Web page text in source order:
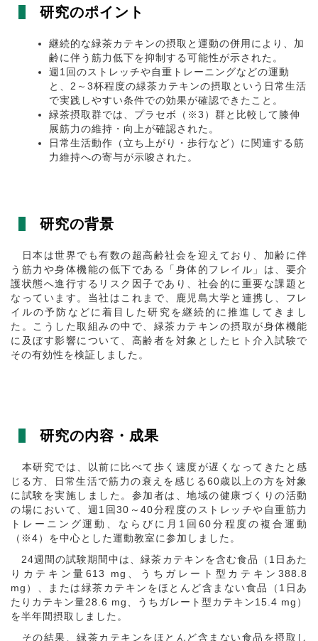
研究のポイント
継続的な緑茶カテキンの摂取と運動の併用により、加
齢に伴う筋力低下を抑制する可能性が示された。
週 1回のストレッチや自重トレーニングなどの運動
と、 2 ～ 3杯程度の緑茶カテキンの摂取という日常生活
で実践しやすい条件での効果が確認できたこと。
緑茶摂取群では、プラセボ（※3 ）群と比較して膝伸
展筋力の維持・向上が確認された。
日常生活動作（立ち上がり・歩行など）に関連する筋
力維持への寄与が示唆された。
研究の背景
日本は世界でも有数の超高齢社会を迎えており、加齢に伴
う筋力や身体機能の低下である「身体的フレイル」は、要介
護状態へ進行するリスク因子であり、社会的に重要な課題と
なっています。当社はこれまで、鹿児島大学と連携し、フレ
イルの予防などに着目した研究を継続的に推進してきまし
た。こうした取組みの中で、緑茶カテキンの摂取が身体機能
に及ぼす影響について、高齢者を対象としたヒト介入試験で
その有効性を検証しました。
研究の内容・成果
本研究では、以前に比べて歩く速度が遅くなってきたと感
じる方、日常生活で筋力の衰えを感じる60歳以上の方を対象
に試験を実施しました。参加者は、地域の健康づくりの活動
の場において、週 1 回30 ～ 40分程度のストレッチや自重筋力
トレーニング運動、ならびに月 1 回 60分程度の複合運動
（ ※4）を中心とした運動教室に参加しました。
24週間の試験期間中は、緑茶カテキンを含む食品（ 1 日あた
りカテキン量 613 mg 、うちガレート型カテキン388.8
mg ）、または緑茶カテキンをほとんど含まない食品（ 1 日あ
たりカテキン量28.6 mg、うちガレート型カテキン15.4 mg ）
を半年間摂取しました。
その結果、緑茶カテキンをほとんど含まない食品を摂取し